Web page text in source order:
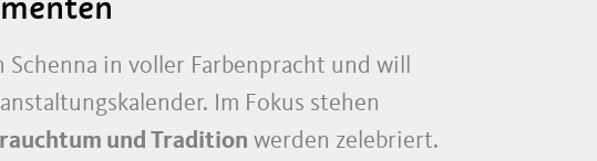
in voller Farbenpracht und will
Im Fokus stehen
und Tradition werden zelebriert.